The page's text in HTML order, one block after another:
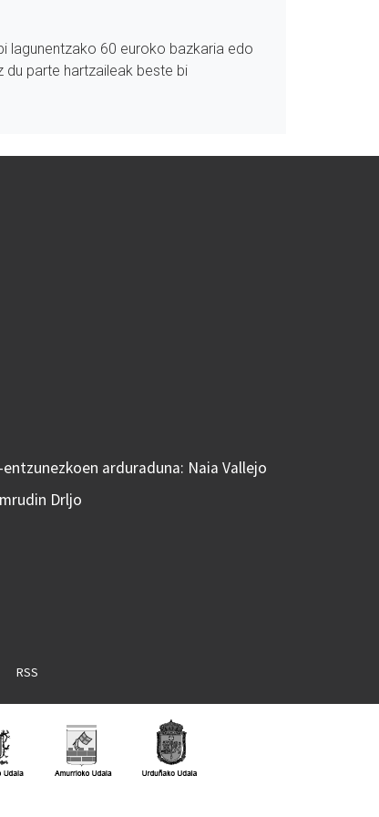
lagunentzako 60 euroko bazkaria edo
du parte hartzaileak beste bi
arduraduna: Naia Vallejo
Drljo
RSS